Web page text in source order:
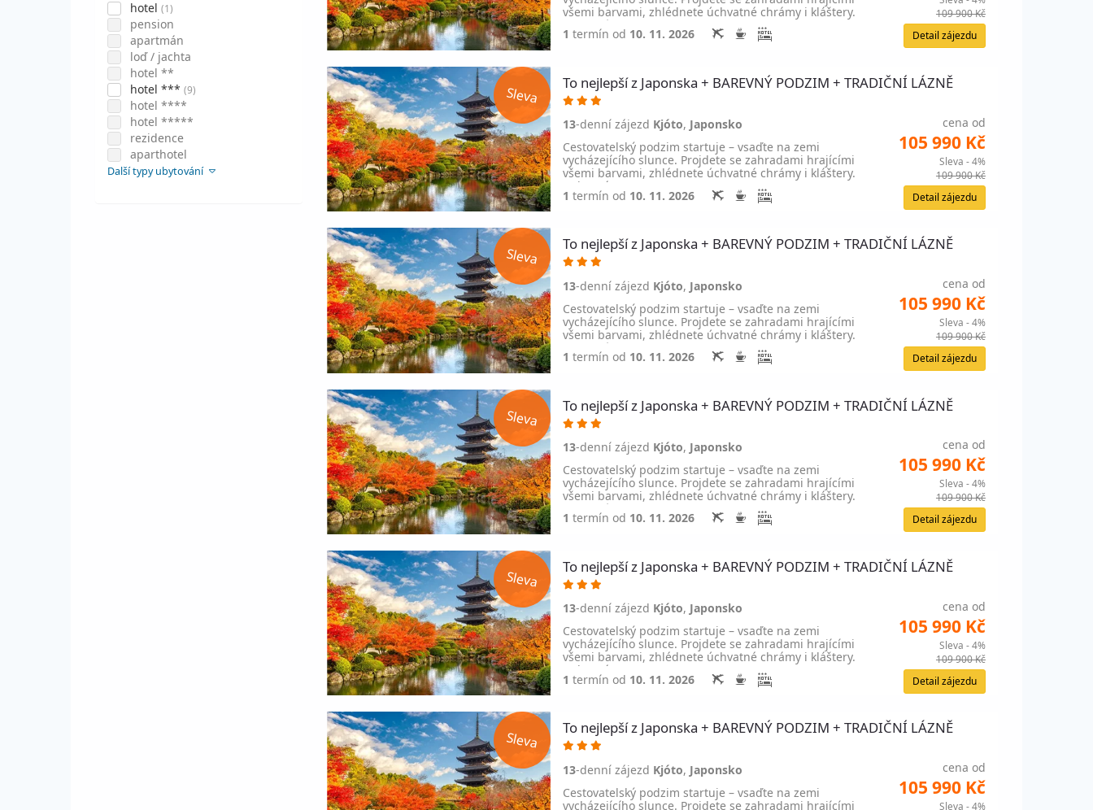
hotel (1)
pension
apartmán
loď / jachta
hotel **
hotel *** (9)
hotel ****
hotel *****
rezidence
aparthotel
Další typy ubytování
všemi barvami, zhlédnete úchvatné chrámy i kláštery.
Ochutnáte…
109 900 Kč
1 termín od 10. 11. 2026 Detail zájezdu
To nejlepší z Japonska + BAREVNÝ PODZIM + TRADIČNÍ LÁZNĚ
13-denní zájezd Kjóto, Japonsko
Cestovatelský podzim startuje – vsaďte na zemi
vycházejícího slunce. Projdete se zahradami hrajícími
všemi barvami, zhlédnete úchvatné chrámy i kláštery.
Ochutnáte…
cena od
105 990 Kč
Sleva - 4%
109 900 Kč
1 termín od 10. 11. 2026 Detail zájezdu
To nejlepší z Japonska + BAREVNÝ PODZIM + TRADIČNÍ LÁZNĚ
13-denní zájezd Kjóto, Japonsko
Cestovatelský podzim startuje – vsaďte na zemi
vycházejícího slunce. Projdete se zahradami hrajícími
všemi barvami, zhlédnete úchvatné chrámy i kláštery.
Ochutnáte…
cena od
105 990 Kč
Sleva - 4%
109 900 Kč
1 termín od 10. 11. 2026 Detail zájezdu
To nejlepší z Japonska + BAREVNÝ PODZIM + TRADIČNÍ LÁZNĚ
13-denní zájezd Kjóto, Japonsko
Cestovatelský podzim startuje – vsaďte na zemi
vycházejícího slunce. Projdete se zahradami hrajícími
všemi barvami, zhlédnete úchvatné chrámy i kláštery.
Ochutnáte…
cena od
105 990 Kč
Sleva - 4%
109 900 Kč
1 termín od 10. 11. 2026 Detail zájezdu
To nejlepší z Japonska + BAREVNÝ PODZIM + TRADIČNÍ LÁZNĚ
13-denní zájezd Kjóto, Japonsko
Cestovatelský podzim startuje – vsaďte na zemi
vycházejícího slunce. Projdete se zahradami hrajícími
všemi barvami, zhlédnete úchvatné chrámy i kláštery.
Ochutnáte…
cena od
105 990 Kč
Sleva - 4%
109 900 Kč
1 termín od 10. 11. 2026 Detail zájezdu
To nejlepší z Japonska + BAREVNÝ PODZIM + TRADIČNÍ LÁZNĚ
13-denní zájezd Kjóto, Japonsko
Cestovatelský podzim startuje – vsaďte na zemi
vycházejícího slunce. Projdete se zahradami hrajícími
cena od
105 990 Kč
Sleva - 4%